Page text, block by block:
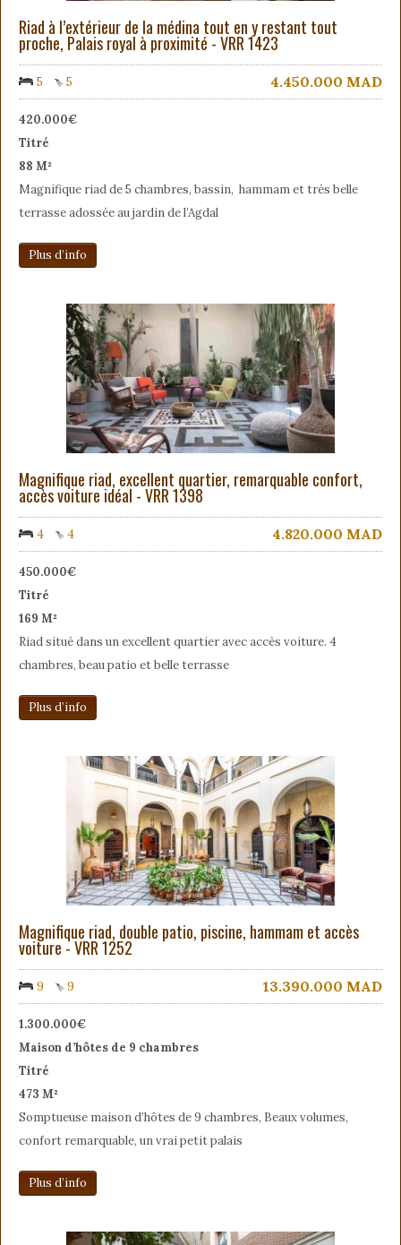
Riad à l’extérieur de la médina tout en y restant tout
proche, Palais royal à proximité - VRR 1423
5 5 4.450.000 MAD
420.000€
Titré
88 M²
Magnifique riad de 5 chambres, bassin, hammam et très belle
terrasse adossée au jardin de l’Agdal
Plus d’info
Magnifique riad, excellent quartier, remarquable confort,
accès voiture idéal - VRR 1398
4 4 4.820.000 MAD
450.000€
Titré
169 M²
Riad situé dans un excellent quartier avec accès voiture. 4
chambres, beau patio et belle terrasse
Plus d’info
Magnifique riad, double patio, piscine, hammam et accès
voiture - VRR 1252
9 9 13.390.000 MAD
1.300.000€
Maison d’hôtes de 9 chambres
Titré
473 M²
Somptueuse maison d’hôtes de 9 chambres, Beaux volumes,
confort remarquable, un vrai petit palais
Plus d’info